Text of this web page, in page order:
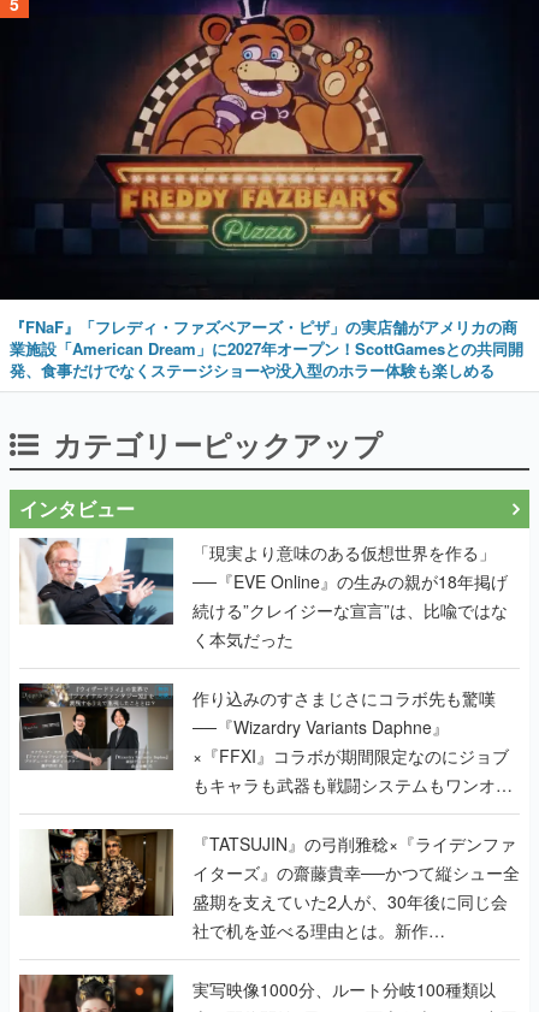
『FNaF』「フレディ・ファズベアーズ・ピザ」の実店舗がアメリカの商
業施設「American Dream」に2027年オープン！ScottGamesとの共同開
発、食事だけでなくステージショーや没入型のホラー体験も楽しめる
カテゴリーピックアップ
インタビュー
「現実より意味のある仮想世界を作る」
──『EVE Online』の生みの親が18年掲げ
続ける”クレイジーな宣言”は、比喩ではな
く本気だった
作り込みのすさまじさにコラボ先も驚嘆
──『Wizardry Variants Daphne』
×『FFXI』コラボが期間限定なのにジョブ
もキャラも武器も戦闘システムもワンオフ
で作り込まれた理由を両ディレクターに聞
く
『TATSUJIN』の弓削雅稔×『ライデンファ
イターズ』の齋藤貴幸──かつて縦シュー全
盛期を支えていた2人が、30年後に同じ会
社で机を並べる理由とは。新作
『TATSUJIN EXTREME』で初タッグを組
んだレジェンド2人に訊く開発秘話
実写映像1000分、ルート分岐100種類以